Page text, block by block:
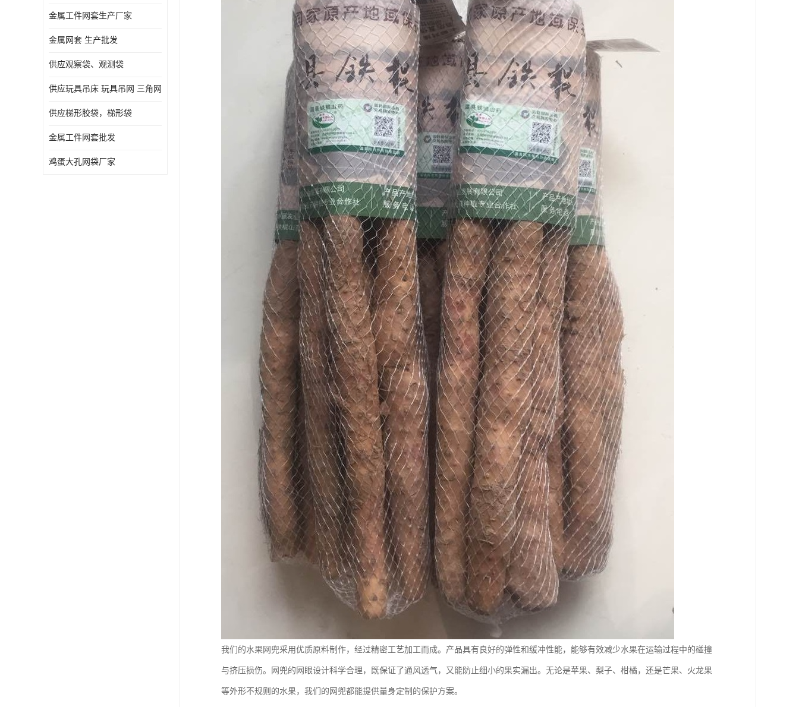
金属工件网套生产厂家
金属网套 生产批发
供应观察袋、观测袋
供应玩具吊床 玩具吊网 三角网
供应梯形胶袋，梯形袋
金属工件网套批发
鸡蛋大孔网袋厂家
我们的水果网兜采用优质原料制作，经过精密工艺加工而成。产品具有良好的弹性和缓冲性能，能够有效减少水果在运输过程中的碰撞
与挤压损伤。网兜的网眼设计科学合理，既保证了通风透气，又能防止细小的果实漏出。无论是苹果、梨子、柑橘，还是芒果、火龙果
等外形不规则的水果，我们的网兜都能提供量身定制的保护方案。